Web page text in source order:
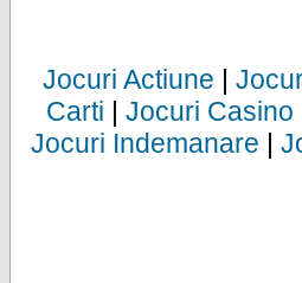
Jocuri Actiune |
Carti | Jocuri Casino
Jocuri Indemanare |